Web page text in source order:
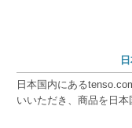
日本国内にある
いいただき、商品を日本